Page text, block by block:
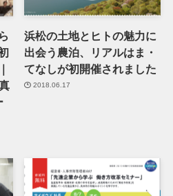
浜松の土地とヒトの魅力に
出会う農泊、リアルはま・
てなしが初開催されました
2018.06.17